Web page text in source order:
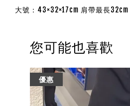
大號：43×32×17cm 肩帶最長32cm
您可能也喜歡
優惠